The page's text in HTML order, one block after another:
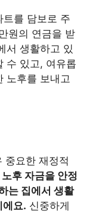
를 담보로 주
원의 연금을 받
서 생활하고 있
수 있고, 여유롭
노후를 보내고
중요한 재정적
후 자금을 안정
는 집에서 생활
에요. 신중하게